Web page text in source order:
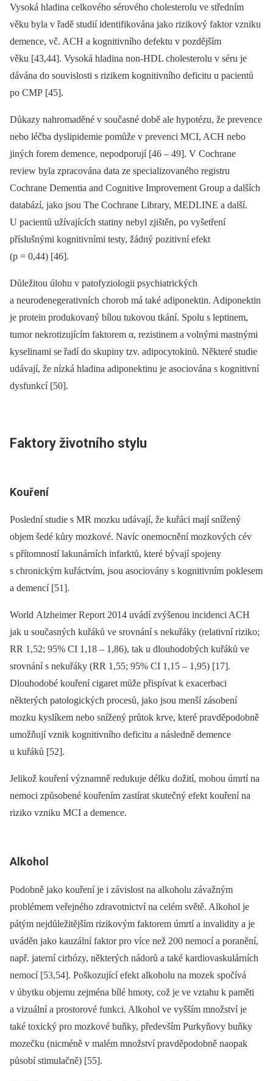
Vysoká hladina celkového sérového cholesterolu ve středním
věku byla v řadě studií identifikována jako rizikový faktor vzniku
demence, vč. ACH a kognitivního defektu v pozdějším
věku [43,44]. Vysoká hladina non-HDL cholesterolu v séru je
dávána do souvislosti s rizikem kognitivního deficitu u pacientů
po CMP [45].
Důkazy nahromaděné v současné době ale hypotézu, že prevence
nebo léčba dyslipidemie pomůže v prevenci MCI, ACH nebo
jiných forem demence, nepodporují [46 –⁠ 49]. V Cochrane
review byla zpracována data ze specializovaného registru
Cochrane Dementia and Cognitive Improvement Group a dalších
databází, jako jsou The Cochrane Library, MEDLINE a další.
U pacientů užívajících statiny nebyl zjištěn, po vyšetření
příslušnými kognitivními testy, žádný pozitivní efekt
(p = 0,44) [46].
Důležitou úlohu v patofyziologii psychiatrických
a neurodenegerativních chorob má také adiponektin. Adiponektin
je protein produkovaný bílou tukovou tkání. Spolu s leptinem,
tumor nekrotizujícím faktorem α, rezistinem a volnými mastnými
kyselinami se řadí do skupiny tzv. adipocytokinů. Některé studie
udávají, že nízká hladina adiponektinu je asociována s kognitivní
dysfunkcí [50].
Faktory životního stylu
Kouření
Poslední studie s MR mozku udávají, že kuřáci mají snížený
objem šedé kůry mozkové. Navíc onemocnění mozkových cév
s přítomností lakunárních infarktů, které bývají spojeny
s chronickým kuřáctvím, jsou asociovány s kognitivním poklesem
a demencí [51].
World Alzheimer Report 2014 uvádí zvýšenou incidenci ACH
jak u současných kuřáků ve srovnání s nekuřáky (relativní riziko;
RR 1,52; 95% CI 1,18 –⁠ 1,86), tak u dlouhodobých kuřáků ve
srovnání s nekuřáky (RR 1,55; 95% CI 1,15 –⁠ 1,95) [17].
Dlouhodobé kouření cigaret může přispívat k exacerbaci
některých patologických procesů, jako jsou menší zásobení
mozku kyslíkem nebo snížený průtok krve, které pravděpodobně
umožňují vznik kognitivního deficitu a následně demence
u kuřáků [52].
Jelikož kouření významně redukuje délku dožití, mohou úmrtí na
nemoci způsobené kouřením zastírat skutečný efekt kouření na
riziko vzniku MCI a demence.
Alkohol
Podobně jako kouření je i závislost na alkoholu závažným
problémem veřejného zdravotnictví na celém světě. Alkohol je
pátým nejdůležitějším rizikovým faktorem úmrtí a invalidity a je
uváděn jako kauzální faktor pro více než 200 nemocí a poranění,
např. jaterní cirhózy, některých nádorů a také kardiovaskulárních
nemocí [53,54]. Poškozující efekt alkoholu na mozek spočívá
v úbytku objemu zejména bílé hmoty, což je ve vztahu k paměti
a vizuální a prostorové funkci. Alkohol ve vyšším množství je
také toxický pro mozkové buňky, především Purkyňovy buňky
mozečku (nicméně v malém množství pravděpodobně naopak
působí stimulačně) [55].